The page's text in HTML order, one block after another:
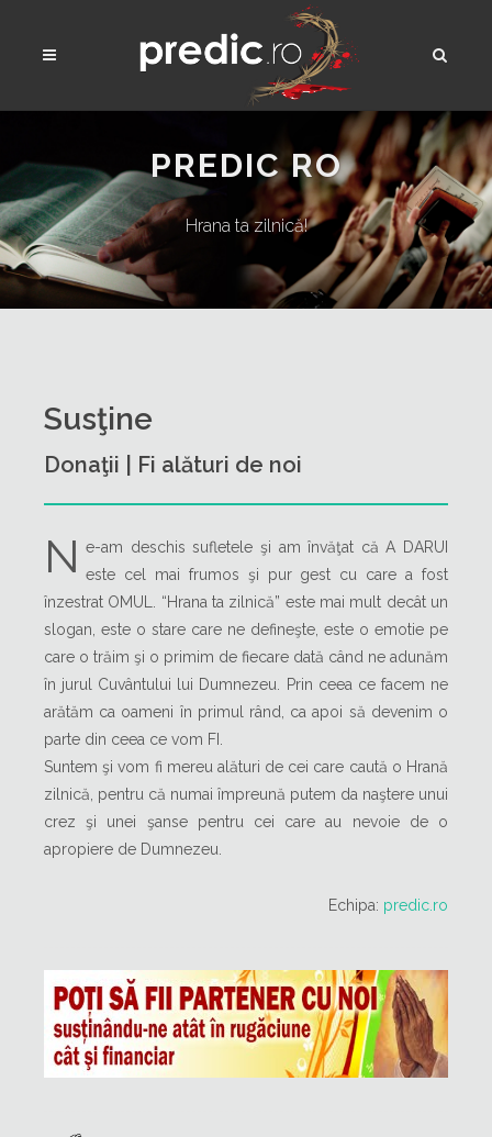
PREDIC RO
Hrana ta zilnică!
Susţine
Donaţii | Fi alături de noi
N e-am deschis sufletele şi am învăţat că A DARUI
este cel mai frumos şi pur gest cu care a fost
înzestrat OMUL. “Hrana ta zilnică” este mai mult decât un
slogan, este o stare care ne defineşte, este o emotie pe
care o trăim şi o primim de fiecare dată când ne adunăm
în jurul Cuvântului lui Dumnezeu. Prin ceea ce facem ne
arătăm ca oameni în primul rând, ca apoi să devenim o
parte din ceea ce vom FI.
Suntem şi vom fi mereu alături de cei care caută o Hrană
zilnică, pentru că numai împreună putem da naştere unui
crez şi unei şanse pentru cei care au nevoie de o
apropiere de Dumnezeu.
Echipa: predic.ro